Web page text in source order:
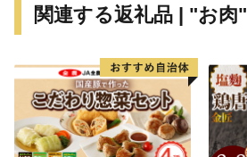
す。
関連する返礼品 | "お肉"